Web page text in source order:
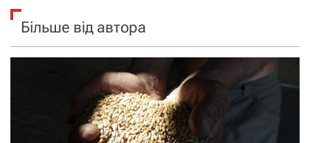
Більше від автора